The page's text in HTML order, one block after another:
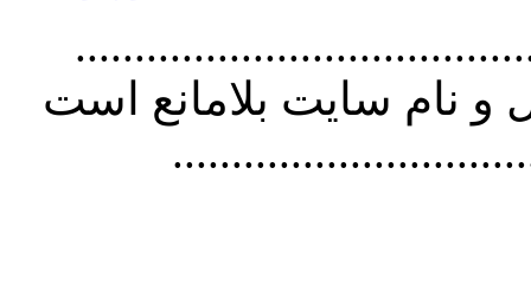
استفاده از
نام سايت بلامانع است